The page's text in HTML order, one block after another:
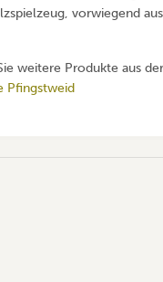
vorwiegend
weitere Produkte aus
Pfingstweid